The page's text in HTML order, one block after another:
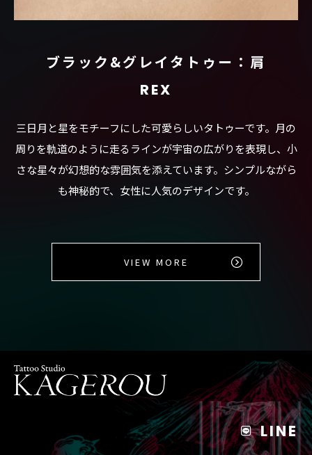
ブラック&グレイタトゥー：肩
REX
三日月と星をモチーフにした可愛らしいタトゥーです。月の
周りを軌道のように走るラインが宇宙の広がりを表現し、小
さな星々が幻想的な雰囲気を添えています。シンプルながら
も神秘的で、女性に人気のデザインです。
VIEW MORE
LINE